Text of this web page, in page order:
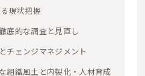
現状把握
底的な調査と見直し
チェンジマネジメント
組織風土と内製化・人材育成